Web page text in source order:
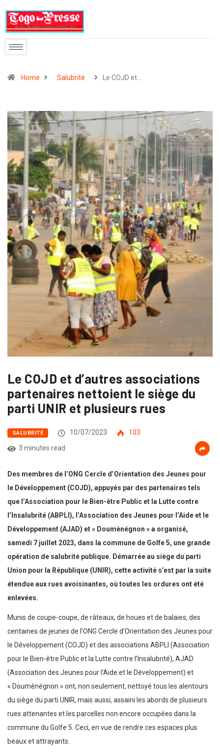
Home Salubrité Le COJD et…
Le COJD et d’autres associations
partenaires nettoient le siège du
parti UNIR et plusieurs rues
SALUBRITÉ 10/07/2023
103
3 minutes read
Des membres de l’ONG Cercle d’Orientation des Jeunes pour
le Développement (COJD), appuyés par des partenaires tels
que l’Association pour le Bien-être Public et la Lutte contre
l’Insalubrité (ABPLI), l’Association des Jeunes pour l’Aide et le
Développement (AJAD) et « Doumènégnon » a organisé,
samedi 7 juillet 2023, dans la commune de Golfe 5, une grande
opération de salubrité publique. Démarrée au siège du parti
Union pour la République (UNIR), cette activité s’est par la suite
étendue aux rues avoisinantes, où toutes les ordures ont été
enlevées.
Munis de coupe-coupe, de râteaux, de houes et de balaies, des
centaines de jeunes de l’ONG Cercle d’Orientation des Jeunes pour
le Développement (COJD) et des associations ABPLI (Association
pour le Bien-être Public et la Lutte contre l’Insalubrité), AJAD
(Association des Jeunes pour l’Aide et le Développement) et
« Doumènégnon » ont, non seulement, nettoyé tous les alentours
du siège du parti UNIR, mais aussi, assaini les abords de plusieurs
rues attenantes et les parcelles non encore occupées dans la
commune du Golfe 5. Ceci, en vue de rendre ces espaces plus
beaux et attrayants.